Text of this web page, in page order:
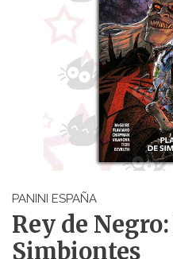
PANINI ESPAÑA
Rey de
Simbiontes